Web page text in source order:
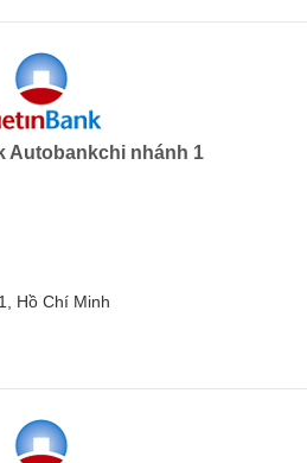
Autobankchi nhánh 1
Hồ Chí Minh